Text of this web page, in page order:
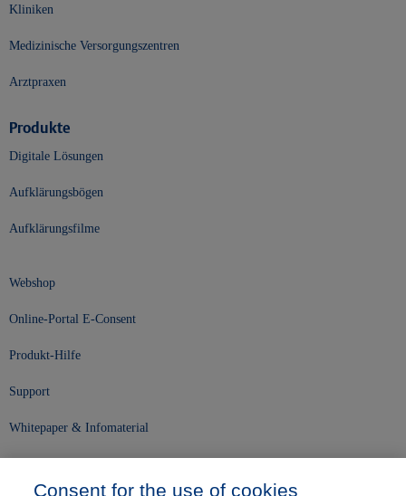
Kliniken
Medizinische Versorgungszentren
Arztpraxen
Produkte
Digitale Lösungen
Aufklärungsbögen
Aufklärungsfilme
Webshop
Online-Portal E-Consent
Produkt-Hilfe
Support
Whitepaper & Infomaterial
Consent for the use of cookies